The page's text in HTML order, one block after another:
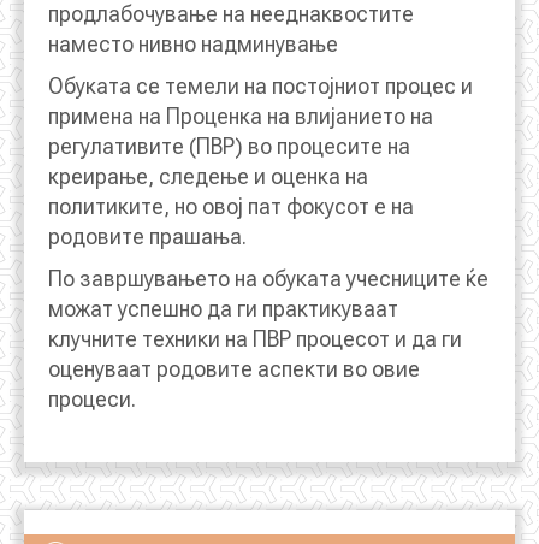
МУЛТИМЕДИЈА
ГАЛЕРИЈА
ВИДЕО
КОНТАКТ
МК
ENG
продлабочување на нееднаквостите
наместо нивно надминување
Обуката се темели на постојниот процес и
примена на Проценка на влијанието на
регулативите (ПВР) во процесите на
креирање, следење и оценка на
политиките, но овој пат фокусот е на
родовите прашања.
По завршувањето на обуката учесниците ќе
можат успешно да ги практикуваат
клучните техники на ПВР процесот и да ги
оценуваат родовите аспекти во овие
процеси.